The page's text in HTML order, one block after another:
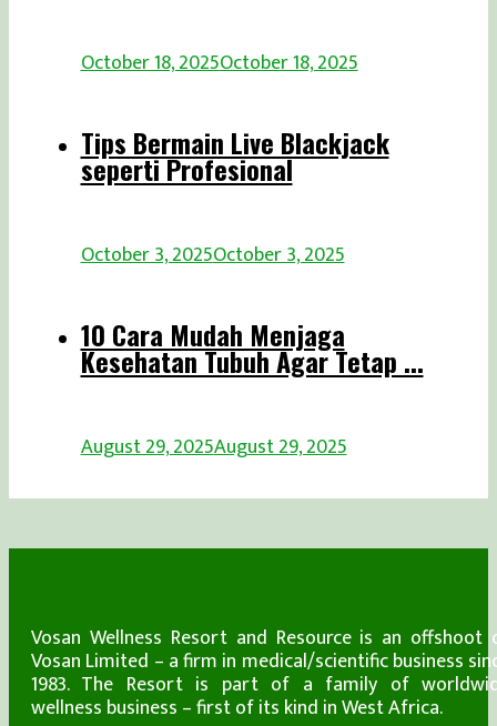
October 18, 2025October 18, 2025
Tips Bermain Live Blackjack
seperti Profesional
October 3, 2025October 3, 2025
10 Cara Mudah Menjaga
Kesehatan Tubuh Agar Tetap ...
August 29, 2025August 29, 2025
Vosan Wellness Resort and Resource is an offshoot
Vosan Limited – a firm in medical/scientific business
1983. The Resort is part of a family of
wellness business – first of its kind in West Africa.